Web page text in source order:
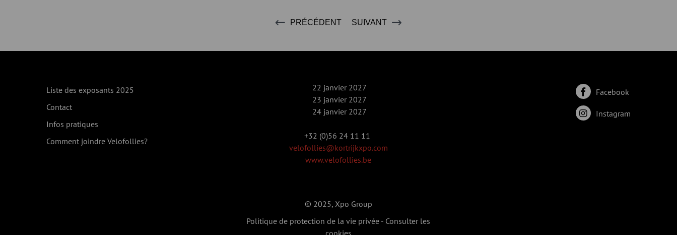
PRÉCÉDENT SUIVANT
Liste des exposants 2025
Contact
Infos pratiques
Comment joindre Velofollies?
22 janvier 2027
23 janvier 2027
24 janvier 2027
+32 (0)56 24 11 11
velofollies@kortrijkxpo.com
www.velofollies.be
Facebook
Instagram
© 2025, Xpo Group
Politique de protection de la vie privée - Consulter les
cookies